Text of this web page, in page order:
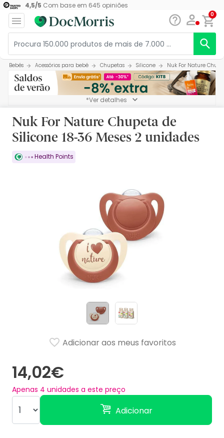
4,5/5 Com base em 645 opiniões
0
Bebés Acessórios para bebé Chupetas Silicone Nuk For Nature
*Ver detalhes
Nuk For Nature Chupeta de
Silicone 18-36 Meses 2 unidades
Health Points
14,02€
Apenas 4 unidades a este preço
Adicionar
Adicionar aos meus favoritos